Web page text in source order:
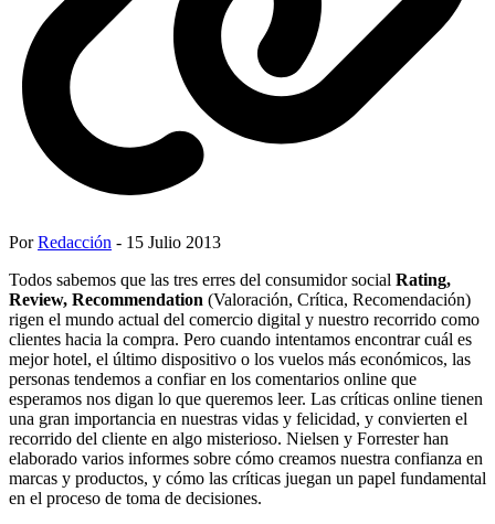
PorRedacción - 15 Julio 2013
Todos sabemos que las tres erres del consumidor social Rating,
Review, Recommendation (Valoración, Crítica, Recomendación)
rigen el mundo actual del comercio digital y nuestro recorrido como
clientes hacia la compra. Pero cuando intentamos encontrar cuál es
mejor hotel, el último dispositivo o los vuelos más económicos, las
personas tendemos a confiar en los comentarios online que
esperamos nos digan lo que queremos leer. Las críticas online tienen
una gran importancia en nuestras vidas y felicidad, y convierten el
recorrido del cliente en algo misterioso. Nielsen y Forrester han
elaborado varios informes sobre cómo creamos nuestra confianza en
marcas y productos, y cómo las críticas juegan un papel fundamental
en el proceso de toma de decisiones.